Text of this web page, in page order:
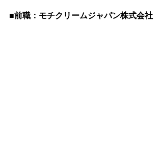
■前職：モチクリームジャパン株式会社